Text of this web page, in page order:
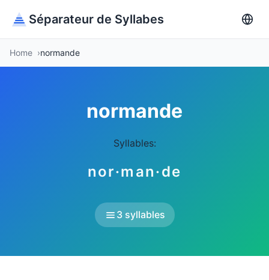
Séparateur de Syllabes
Home normande
normande
Syllables:
nor·man·de
3 syllables